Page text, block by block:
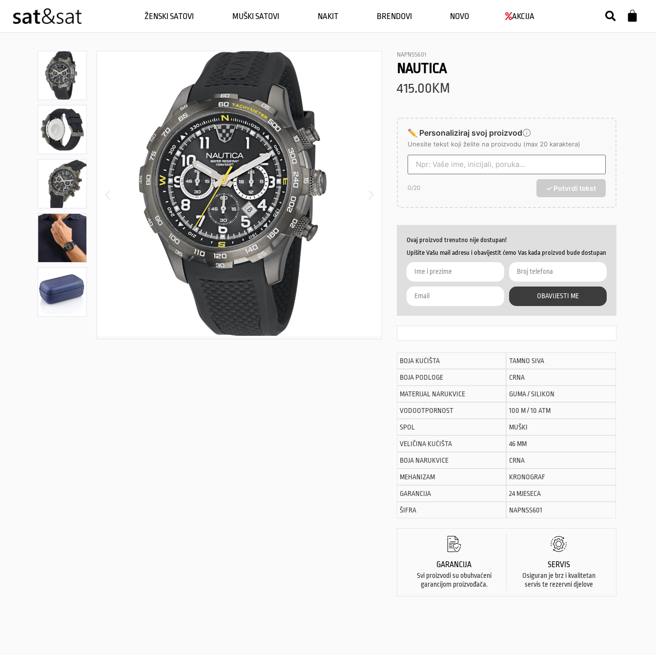
ŽENSKI SATOVI MUŠKI SATOVI NAKIT BRENDOVI NOVO AKCIJA
NAPNSS601
NAUTICA
415.00 KM
✏️ Personaliziraj svoj proizvod
Unesite tekst koji želite na proizvodu (max 20 karaktera)
0/20 ✓ Potvrdi tekst
Ovaj proizvod trenutno nije dostupan!
Upišite Vašu mail adresu i obavijestit ćemo Vas kada proizvod bude dostupan
OBAVIJESTI ME
BOJA KUĆIŠTA TAMNO SIVA
BOJA PODLOGE CRNA
MATERIJAL NARUKVICE GUMA / SILIKON
VODOOTPORNOST 100 M / 10 ATM
SPOL MUŠKI
VELIČINA KUĆIŠTA 46 MM
BOJA NARUKVICE CRNA
MEHANIZAM KRONOGRAF
GARANCIJA 24 MJESECA
ŠIFRA NAPNSS601
GARANCIJA
Svi proizvodi su obuhvaćeni
garancijom proizvođača.
SERVIS
Osiguran je brz i kvalitetan
servis te rezervni djelove